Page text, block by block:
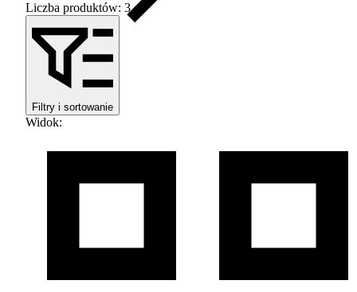
Liczba produktów: 3
Filtry i sortowanie
Widok: